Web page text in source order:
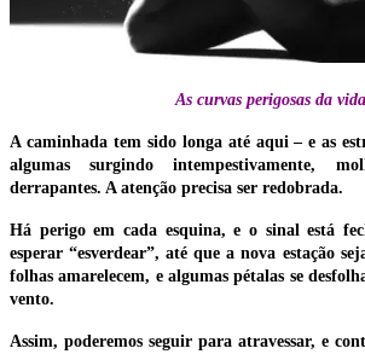
As curvas perigosas da vida
A caminhada tem sido longa até aqui – e as
algumas surgindo intempestivamente,
derrapantes. A atenção precisa ser redobrada.
Há perigo em cada esquina, e o sinal está
esperar “esverdear”, até que a nova estação
folhas amarelecem, e algumas pétalas se
vento.
Assim, poderemos seguir para atravessar, e